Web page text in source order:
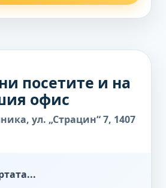
посетите и на
офис
ул. „Страцин“ 7, 1407